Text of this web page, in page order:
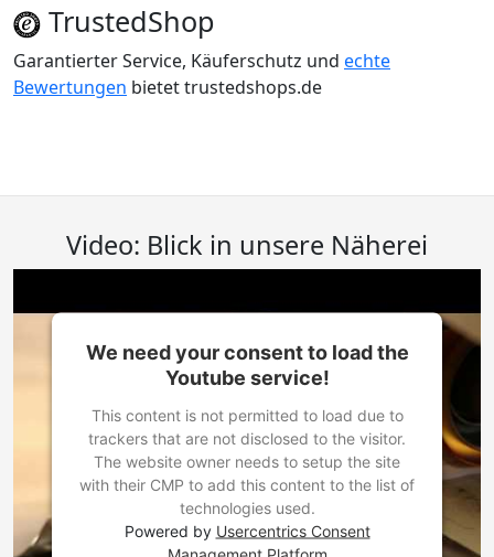
TrustedShop
Garantierter Service, Käuferschutz und echte
Bewertungen bietet trustedshops.de
Video: Blick in unsere Näherei
We need your consent to load the
Youtube service!
This content is not permitted to load due to
trackers that are not disclosed to the visitor.
The website owner needs to setup the site
with their CMP to add this content to the list of
technologies used.
Powered by Usercentrics Consent